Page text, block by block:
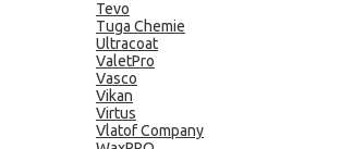
Tevo
Tuga Chemie
Ultracoat
ValetPro
Vasco
Vikan
Virtus
Vlatof Company